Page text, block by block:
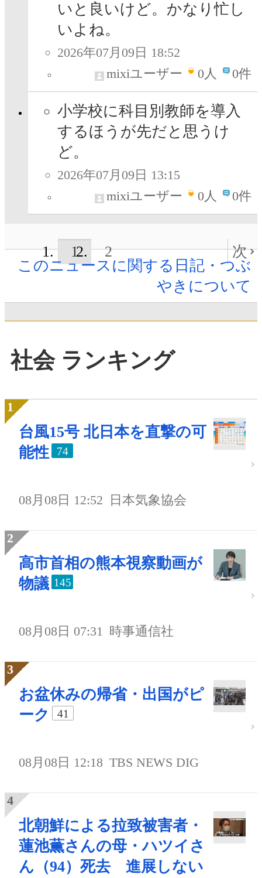
いと良いけど。かなり忙し
いよね。
2026年07月09日 18:52
mixiユーザー
0人 0件
小学校に科目別教師を導入
するほうが先だと思うけ
ど。
2026年07月09日 13:15
mixiユーザー
0人 0件
1 2
次
このニュースに関する日記・つぶ
やきについて
社会 ランキング
台風15号 北日本を直撃の可
能性
74
08月08日 12:52 日本気象協会
高市首相の熊本視察動画が
物議 145
08月08日 07:31 時事通信社
お盆休みの帰省・出国がピ
ーク
41
08月08日 12:18 TBS NEWS DIG
北朝鮮による拉致被害者・
蓮池薫さんの母・ハツイさ
ん（94）死去 進展しない